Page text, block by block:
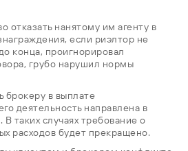
отказать нанятому им агенту в
если риэлтор не
конца, проигнорировал
грубо нарушил нормы
брокеру в выплате
деятельность направлена в
таких случаях требование о
расходов будет прекращено.